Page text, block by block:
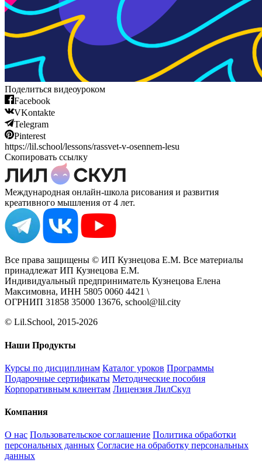
Поделиться видеоуроком
Facebook
VKontakte
Telegram
Pinterest
https://lil.school/lessons/rassvet-v-osennem-lesu
Скопировать ссылку
Международная онлайн-школа рисования и развития
креативного мышления от 4 лет.
Все права защищены © ИП Кузнецова Е.М. Все материалы
принадлежат ИП Кузнецова Е.М.
Индивидуальный предприниматель Кузнецова Елена
Максимовна, ИНН 5805 0060 4421 \
ОГРНИП 31858 35000 13676, school@lil.city
© Lil.School, 2015‐2026
Наши Продукты
Курсы по дисциплинам Каталог уроков Программы
Подарочные сертификаты Методические пособия
Корпоративным клиентам Лицензия ЛилСкул
Компания
О нас Пользовательское соглашение Политика обработки
персональных данных Согласие на обработку персональных
данных